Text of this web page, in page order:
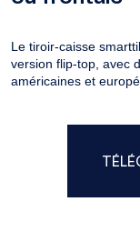
Le tiroir-caisse
version flip-top, avec
américaines et